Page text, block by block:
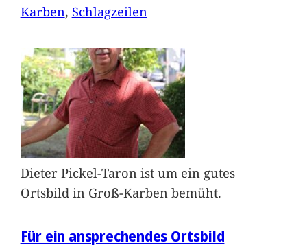
Karben, Schlagzeilen
Dieter Pickel-Taron ist um ein gutes
Ortsbild in Groß-Karben bemüht.
Für ein ansprechendes Ortsbild